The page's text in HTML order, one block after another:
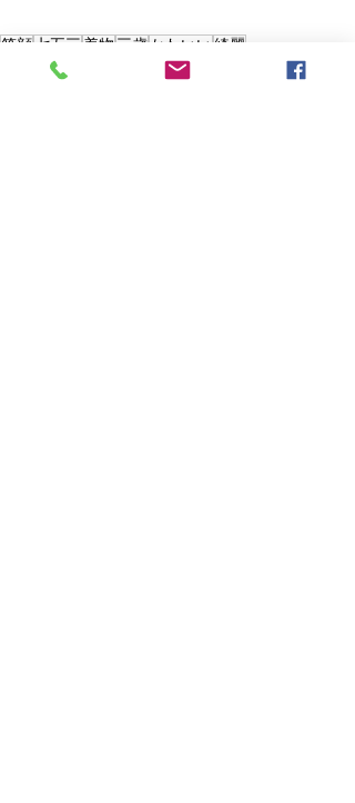
笑顔 七五三 着物 三歳 かわいい 綺麗